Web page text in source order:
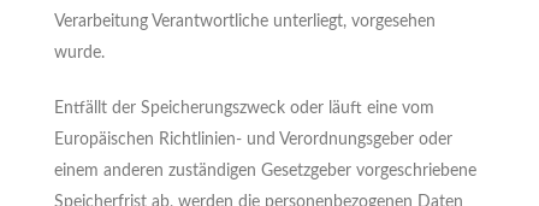
Verarbeitung Verantwortliche unterliegt, vorgesehen
wurde.
Entfällt der Speicherungszweck oder läuft eine vom
Europäischen Richtlinien- und Verordnungsgeber oder
einem anderen zuständigen Gesetzgeber vorgeschriebene
Speicherfrist ab, werden die personenbezogenen Daten